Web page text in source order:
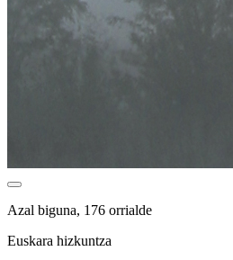
Azal biguna, 176 orrialde
Euskara hizkuntza